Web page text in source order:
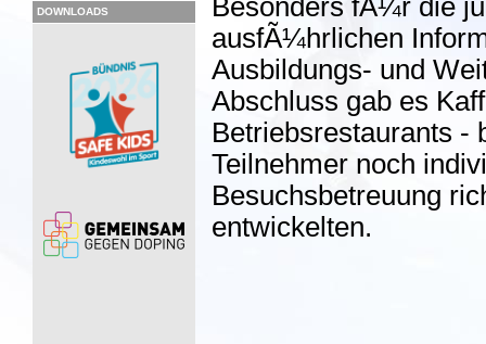
DOWNLOADS
Besonders fÃ¼r die
ausfÃ¼hrlichen
Ausbildungs- und
Abschluss gab es
Betriebsrestaurants -
Teilnehmer noch
Besuchsbetreuung
entwickelten.